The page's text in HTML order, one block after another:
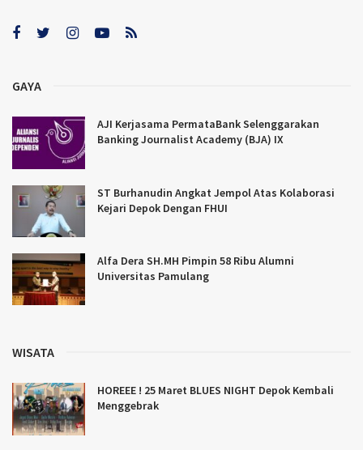
GAYA
AJI Kerjasama PermataBank Selenggarakan
Banking Journalist Academy (BJA) IX
ST Burhanudin Angkat Jempol Atas Kolaborasi
Kejari Depok Dengan FHUI
Alfa Dera SH.MH Pimpin 58 Ribu Alumni
Universitas Pamulang
WISATA
HOREEE ! 25 Maret BLUES NIGHT Depok Kembali
Menggebrak